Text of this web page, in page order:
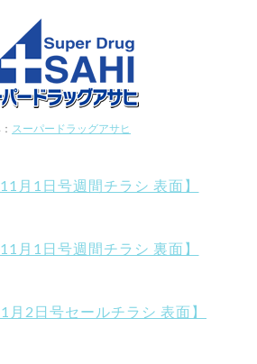
スーパードラッグアサヒ
月1日号週間チラシ 表面】
月1日号週間チラシ 裏面】
月2日号セールチラシ 表面】